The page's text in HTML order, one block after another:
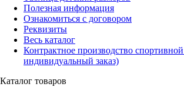
Полезная информация
Ознакомиться с договором
Реквизиты
Весь каталог
Контрактное производство
индивидуальный заказ)
Каталог товаров